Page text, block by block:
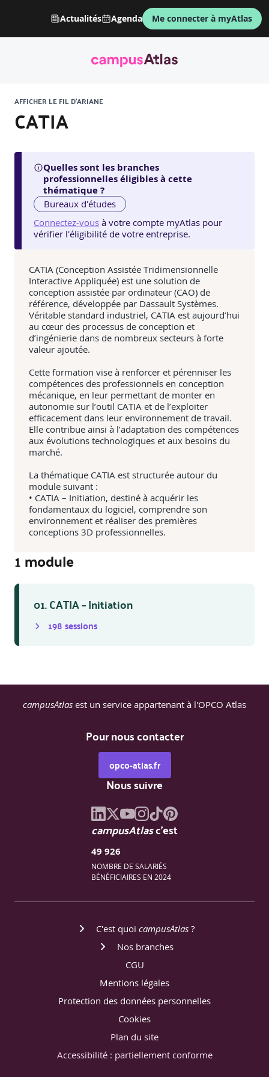
Actualités Agenda Me connecter à myAtlas
AFFICHER LE FIL D'ARIANE
CATIA
Quelles sont les branches
professionnelles éligibles à cette
thématique ?
Bureaux d'études
Connectez-vous à votre compte myAtlas pour
vérifier l'éligibilité de votre entreprise.
CATIA (Conception Assistée Tridimensionnelle
Interactive Appliquée) est une solution de
conception assistée par ordinateur (CAO) de
référence, développée par Dassault Systèmes.
Véritable standard industriel, CATIA est aujourd’hui
au cœur des processus de conception et
d’ingénierie dans de nombreux secteurs à forte
valeur ajoutée.
Cette formation vise à renforcer et pérenniser les
compétences des professionnels en conception
mécanique, en leur permettant de monter en
autonomie sur l’outil CATIA et de l’exploiter
efficacement dans leur environnement de travail.
Elle contribue ainsi à l’adaptation des compétences
aux évolutions technologiques et aux besoins du
marché.
La thématique CATIA est structurée autour du
module suivant :
• CATIA – Initiation, destiné à acquérir les
fondamentaux du logiciel, comprendre son
environnement et réaliser des premières
conceptions 3D professionnelles.
1module
01. CATIA – Initiation
198sessions
campusAtlas est un service appartenant à l'OPCO Atlas
Pour nous contacter
opco-atlas.fr
Nous suivre
campusAtlasc'est
49 926
NOMBRE DE SALARIÉS
BÉNÉFICIAIRES EN 2024
C'est quoi campusAtlas ?
Nos branches
CGU
Mentions légales
Protection des données personnelles
Cookies
Plan du site
Accessibilité : partiellement conforme